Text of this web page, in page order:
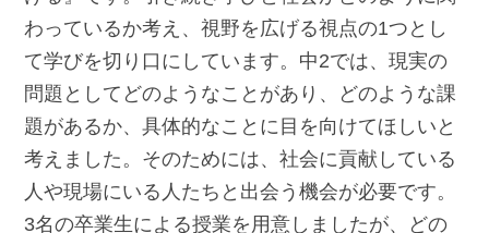
わっているか考え、視野を広げる視点の1つとし
て学びを切り口にしています。中2では、現実の
問題としてどのようなことがあり、どのような課
題があるか、具体的なことに目を向けてほしいと
考えました。そのためには、社会に貢献している
人や現場にいる人たちと出会う機会が必要です。
3名の卒業生による授業を用意しましたが、どの